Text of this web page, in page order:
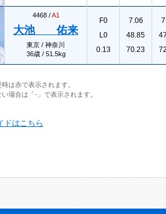
4468 /A1
大池 佑来
東京 / 神奈川
36歳 / 51.5kg
F0
L0
0.13
7.06
48.85
70.23
は赤で表示されます。
場合は「-」で表示されます。
ドはこちら